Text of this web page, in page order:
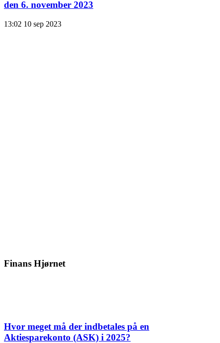
den 6. november 2023
13:02 10 sep 2023
Finans Hjørnet
Hvor meget må der indbetales på en
Aktiesparekonto (ASK) i 2025?